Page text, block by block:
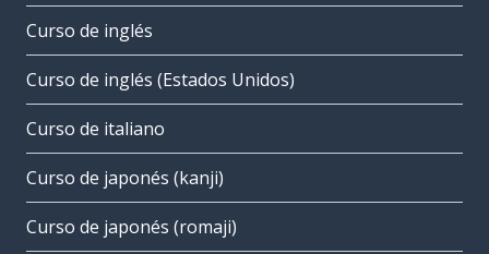
Curso de inglés
Curso de inglés (Estados Unidos)
Curso de italiano
Curso de japonés (kanji)
Curso de japonés (romaji)